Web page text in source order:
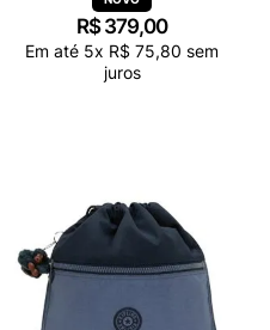
R$ 379,00
Em até 5x R$ 75,80 sem
juros